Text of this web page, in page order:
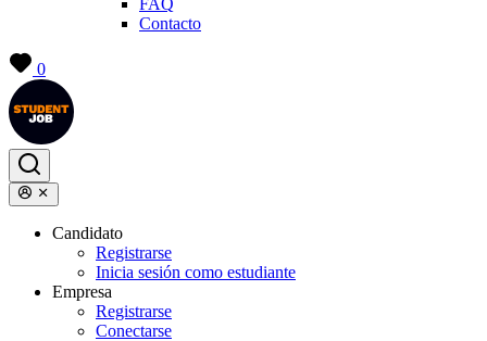
FAQ
Contacto
0
Candidato
Registrarse
Inicia sesión como estudiante
Empresa
Registrarse
Conectarse